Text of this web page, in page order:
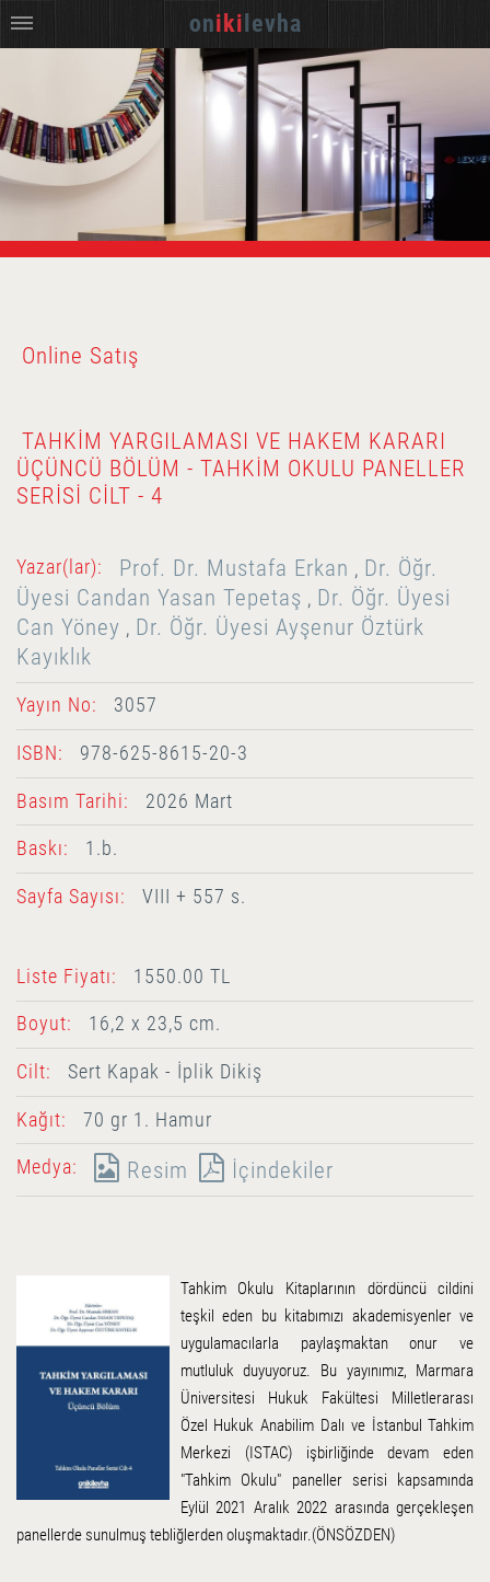
Online Satış
TAHKIM YARGILAMASI VE HAKEM KARARI
ÜÇÜNCÜ BÖLÜM - TAHKIM OKULU PANELLER
SERISI CILT - 4
Yazar(lar): Prof. Dr. Mustafa Erkan , Dr. Öğr.
Üyesi Candan Yasan Tepetaş , Dr. Öğr. Üyesi
Can Yöney , Dr. Öğr. Üyesi Ayşenur Öztürk
Kayıklık
Yayın No: 3057
ISBN: 978-625-8615-20-3
Basım Tarihi: 2026 Mart
Baskı: 1.b.
Sayfa Sayısı: VIII + 557 s.
Liste Fiyatı: 1550.00 TL
Boyut: 16,2 x 23,5 cm.
Cilt: Sert Kapak - İplik Dikiş
Kağıt: 70 gr 1. Hamur
Medya: Resim İçindekiler
Tahkim Okulu Kitaplarının dördüncü cildini
teşkil eden bu kitabımızı akademisyenler ve
uygulamacılarla paylaşmaktan onur ve
mutluluk duyuyoruz. Bu yayınımız, Marmara
Üniversitesi Hukuk Fakültesi Milletlerarası
Özel Hukuk Anabilim Dalı ve İstanbul Tahkim
Merkezi (ISTAC) işbirliğinde devam eden
"Tahkim Okulu" paneller serisi kapsamında
Eylül 2021 Aralık 2022 arasında gerçekleşen
panellerde sunulmuş tebliğlerden oluşmaktadır.(ÖNSÖZDEN)
oniki levha